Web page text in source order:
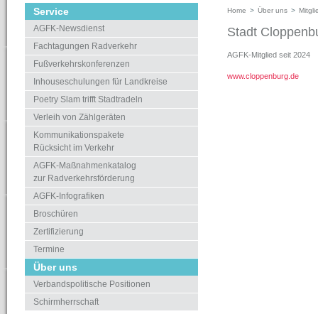
Service
AGFK-Newsdienst
Fachtagungen Radverkehr
Fußverkehrskonferenzen
Inhouseschulungen für Landkreise
Poetry Slam trifft Stadtradeln
Verleih von Zählgeräten
Kommunikationspakete
Rücksicht im Verkehr
AGFK-Maßnahmenkatalog
zur Radverkehrsförderung
AGFK-Infografiken
Broschüren
Zertifizierung
Termine
Über uns
Verbandspolitische Positionen
Schirmherrschaft
Home > Über uns >
Stadt
AGFK-Mitglied seit 2024
www.cloppenburg.de